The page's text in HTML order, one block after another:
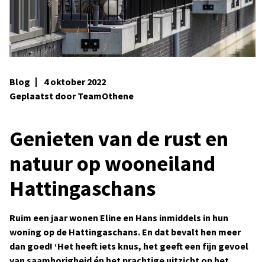
Blog
4 oktober 2022
Geplaatst door TeamOthene
Genieten van de rust en
natuur op wooneiland
Hattingaschans
Ruim een jaar wonen Eline en Hans inmiddels in hun
woning op de Hattingaschans. En dat bevalt hen meer
dan goed! ‘Het heeft iets knus, het geeft een fijn gevoel
Naar enquête